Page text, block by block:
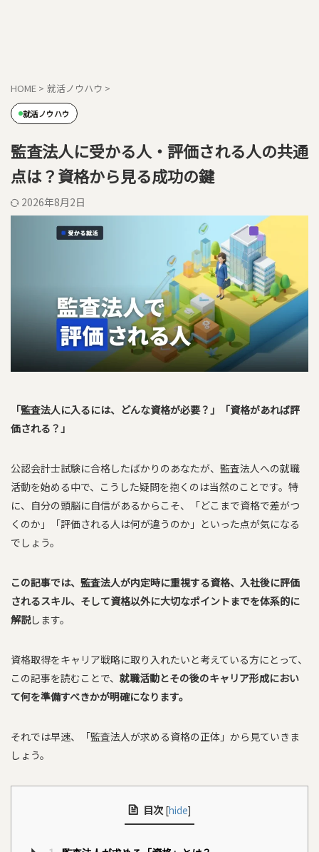
HOME > 就活ノウハウ >
就活ノウハウ
監査法人に受かる人・評価される人の共通
点は？資格から見る成功の鍵
2026年8月2日
「監査法人に入るには、どんな資格が必要？」「資格があれば評
価される？」
公認会計士試験に合格したばかりのあなたが、監査法人への就職
活動を始める中で、こうした疑問を抱くのは当然のことです。特
に、自分の頭脳に自信があるからこそ、「どこまで資格で差がつ
くのか」「評価される人は何が違うのか」といった点が気になる
でしょう。
この記事では、監査法人が内定時に重視する資格、入社後に評価
されるスキル、そして資格以外に大切なポイントまでを体系的に
解説します。
資格取得をキャリア戦略に取り入れたいと考えている方にとって、
この記事を読むことで、 就職活動とその後のキャリア形成におい
て何を準備すべきかが明確になります。
それでは早速、「監査法人が求める資格の正体」から見ていきま
しょう。
目次 [hide]